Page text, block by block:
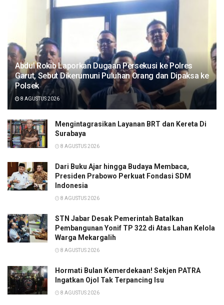
Abdul Rokib Laporkan Dugaan Persekusi ke Polres
Garut, Sebut Dikerumuni Puluhan Orang dan Dipaksa ke
Polsek
8 AGUSTUS 2026
Mengintagrasikan Layanan BRT dan Kereta Di
Surabaya
8 AGUSTUS 2026
Dari Buku Ajar hingga Budaya Membaca,
Presiden Prabowo Perkuat Fondasi SDM
Indonesia
8 AGUSTUS 2026
STN Jabar Desak Pemerintah Batalkan
Pembangunan Yonif TP 322 di Atas Lahan Kelola
Warga Mekargalih
8 AGUSTUS 2026
Hormati Bulan Kemerdekaan! Sekjen PATRA
Ingatkan Ojol Tak Terpancing Isu
8 AGUSTUS 2026